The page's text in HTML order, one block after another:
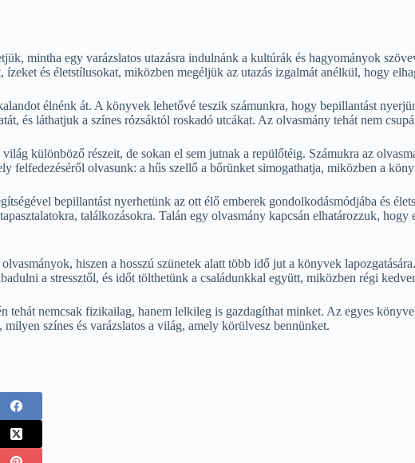
mintha egy varázslatos utazásra indulnánk a kultúrák és hagyományok
és életstílusokat, miközben megéljük az utazás izgalmát anélkül, hogy
élnénk át. A könyvek lehetővé teszik számunkra, hogy bepillantást
és láthatjuk a színes rózsáktól roskadó utcákat. Az olvasmány tehát nem
különböző részeit, de sokan el sem jutnak a repülőtéig. Számukra az
felfedezéséről olvasunk: a hűs szellő a bőrünket simogathatja, miközben a
bepillantást nyerhetünk az ott élő emberek gondolkodásmódjába és
találkozásokra. Talán egy olvasmány kapcsán elhatározzuk,
hiszen a hosszú szünetek alatt több idő jut a könyvek
a stressztől, és időt tölthetünk a családunkkal együtt, miközben régi
tehát nemcsak fizikailag, hanem lelkileg is gazdagíthat minket. Az egyes
színes és varázslatos a világ, amely körülvesz bennünket.